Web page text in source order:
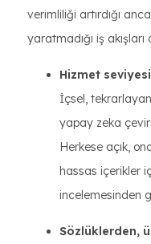
verimliliği artırdığı
yaratmadığı iş
Hizmet
İçsel, tekrarlayan
yapay zeka
Herkese açık,
hassas içerikler
incelemesinden
Sözlüklerden,